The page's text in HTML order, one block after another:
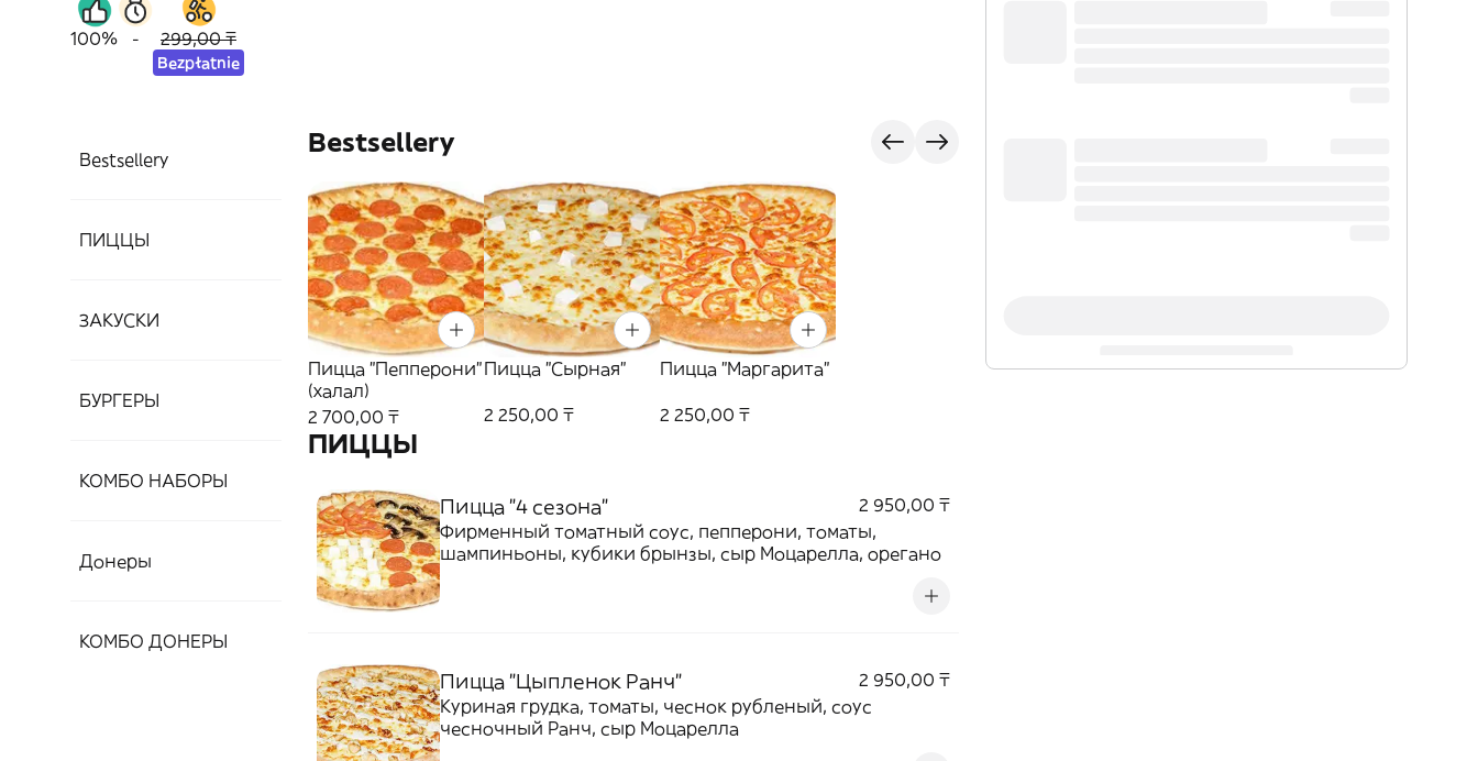
100% - 299,00 ₸
Bezpłatnie
Bestsellery
ПИЦЦЫ
ЗАКУСКИ
БУРГЕРЫ
КОМБО НАБОРЫ
Донеры
КОМБО ДОНЕРЫ
Bestsellery
Пицца "Пепперони"
(халал)
2 700,00 ₸
Пицца "Сырная"
2 250,00 ₸
Пицца "Маргарита"
2 250,00 ₸
ПИЦЦЫ
Пицца "4 сезона"
2 950,00 ₸
Фирменный томатный соус, пепперони, томаты,
шампиньоны, кубики брынзы, сыр Моцарелла, орегано
Пицца "Цыпленок Ранч"
2 950,00 ₸
Куриная грудка, томаты, чеснок рубленый, соус
чесночный Ранч, сыр Моцарелла